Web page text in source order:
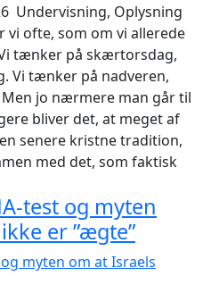
Undervisning, Oplysning
vi ofte, som om vi allerede
tænker på skærtorsdag,
Vi tænker på nadveren,
jo nærmere man går til
bliver det, at meget af
senere kristne tradition,
med det, som faktisk
test og myten
er ”ægte”